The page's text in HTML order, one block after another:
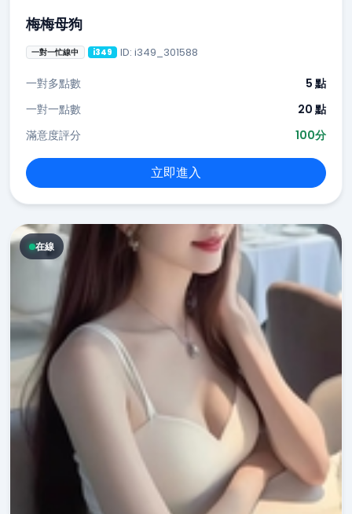
梅梅母狗
一對一忙線中 i349 ID: i349_301588
一對多點數
5 點
一對一點數
20 點
滿意度評分
100分
立即進入
在線